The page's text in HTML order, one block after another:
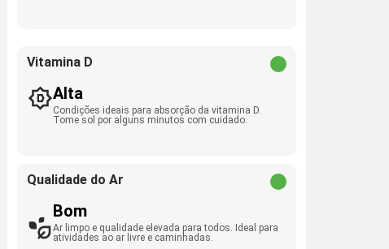
Vitamina D
Alta
Condições ideais para absorção da vitamina D.
Tome sol por alguns minutos com cuidado.
Qualidade do Ar
Bom
Ar limpo e qualidade elevada para todos. Ideal para
atividades ao ar livre e caminhadas.